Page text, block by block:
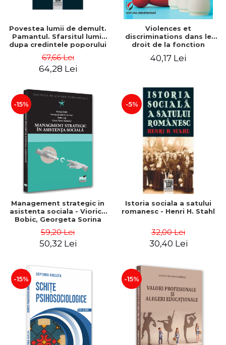
Povestea lumii de demult.
Pamantul. Sfarsitul lumii
dupa credintele poporului
roman - Tudor Pamfile
67,66 Lei
64,28 Lei
Violences et
discriminations dans le
droit de la fonction
publique. Regards croisés
sur la France et la
40,17 Lei
-15%
Management strategic in
asistenta sociala - Viorica
Bobic, Georgeta Sorina
Corman, Oana Lup, Oana-
Elena Radacina
59,20 Lei
50,32 Lei
-5%
Istoria sociala a satului
romanesc - Henri H. Stahl
32,00 Lei
30,40 Lei
-15% -15%